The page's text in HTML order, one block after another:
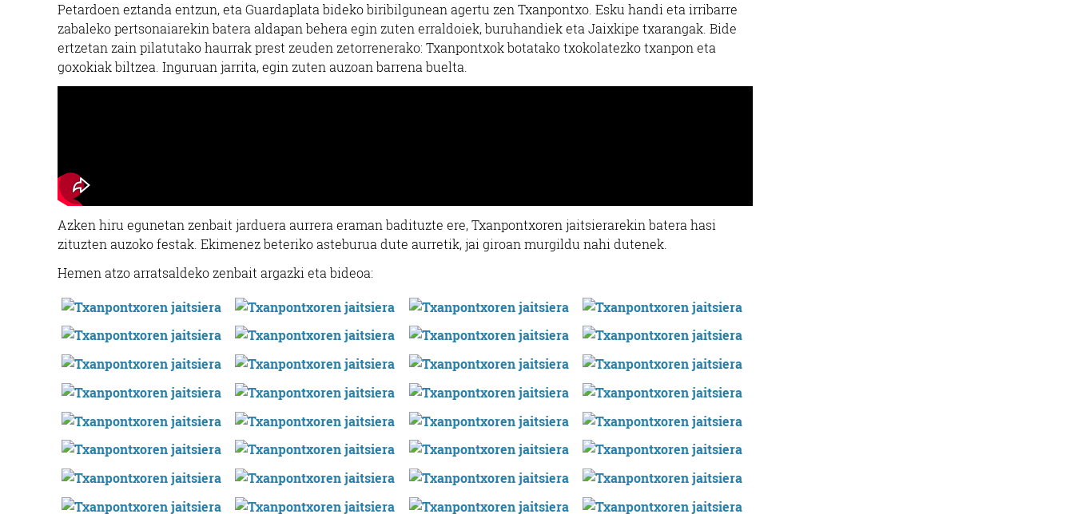
Petardoen eztanda entzun, eta Guardaplata bideko biribilgunean agertu zen Txanpontxo. Esku handi eta irribarre
zabaleko pertsonaiarekin batera aldapan behera egin zuten erraldoiek, buruhandiek eta Jaixkipe txarangak. Bide
ertzetan zain pilatutako haurrak prest zeuden zetorrenerako: Txanpontxok botatako txokolatezko txanpon eta
goxokiak biltzea. Inguruan jarrita, egin zuten auzoan barrena buelta.
Azken hiru egunetan zenbait jarduera aurrera eraman badituzte ere, Txanpontxoren jaitsierarekin batera hasi
zituzten auzoko festak. Ekimenez beteriko asteburua dute aurretik, jai giroan murgildu nahi dutenek.
Hemen atzo arratsaldeko zenbait argazki eta bideoa: